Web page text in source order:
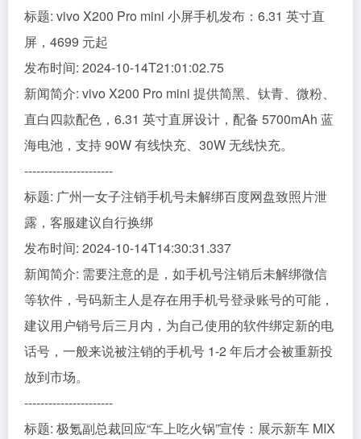
标题: vivo X200 Pro mini 小屏手机发布：6.31 英寸直
屏，4699 元起
发布时间: 2024-10-14T21:01:02.75
新闻简介: vivo X200 Pro mini 提供简黑、钛青、微粉、
直白四款配色，6.31 英寸直屏设计，配备 5700mAh 蓝
海电池，支持 90W 有线快充、30W 无线快充。
----------------------
标题: 广州一女子注销手机号未解绑百度网盘致照片泄
露，客服建议自行换绑
发布时间: 2024-10-14T14:30:31.337
新闻简介: 需要注意的是，如手机号注销后未解绑微信
等软件，号码新主人是存在用手机号登录账号的可能，
建议用户销号后三月内，为自己使用的软件绑定新的电
话号，一般来说被注销的手机号 1-2 年后才会被重新投
放到市场。
----------------------
标题: 极氪副总裁回应“车上吃火锅”宣传：展示新车 MIX